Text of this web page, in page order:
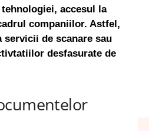
accesul la
companiilor. Astfel,
servicii de scanare sau
desfasurate de